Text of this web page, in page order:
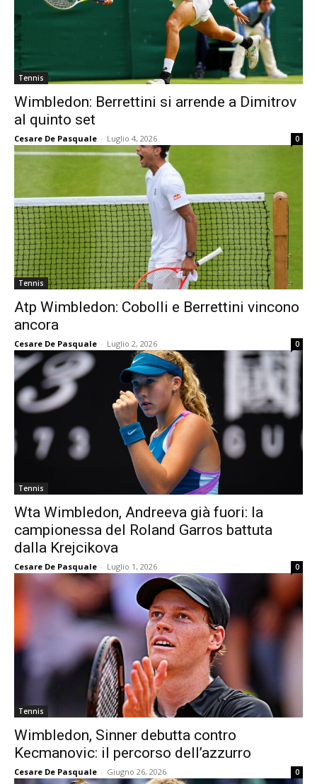
Tennis
Wimbledon: Berrettini si arrende a Dimitrov
al quinto set
Cesare De Pasquale - Luglio 4, 2026 0
Tennis
Atp Wimbledon: Cobolli e Berrettini vincono
ancora
Cesare De Pasquale - Luglio 2, 2026 0
Tennis
Wta Wimbledon, Andreeva già fuori: la
campionessa del Roland Garros battuta
dalla Krejcikova
Cesare De Pasquale - Luglio 1, 2026 0
Tennis
Wimbledon, Sinner debutta contro
Kecmanovic: il percorso dell’azzurro
Cesare De Pasquale - Giugno 26, 2026 0